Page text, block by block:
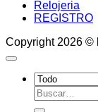
Relojeria
REGISTRO
Copyright 2026 ©
Buscar
por: